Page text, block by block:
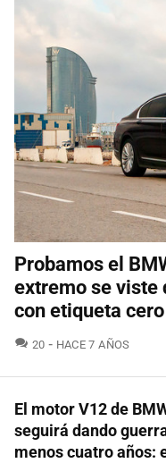
Probamos el
extremo se viste
con etiqueta
20 COMENTARIOS
HACE 7 AÑOS
El motor V12 de
seguirá dando
menos cuatro años: